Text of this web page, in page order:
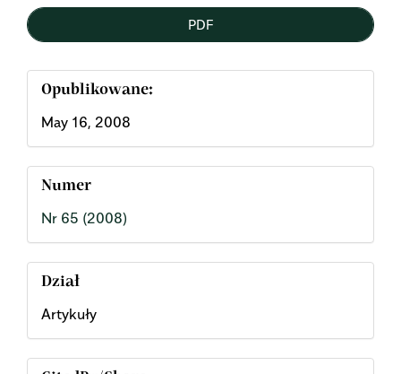
PDF
Opublikowane:
May 16, 2008
Numer
Nr 65 (2008)
Dział
Artykuły